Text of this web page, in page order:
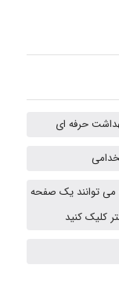
A.balandeh
توانند یک صفحه
کلیک کنید